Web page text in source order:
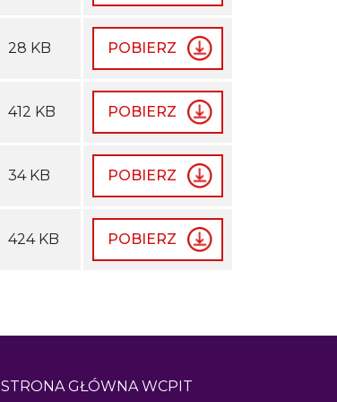
28 KB POBIERZ
412 KB POBIERZ
34 KB POBIERZ
424 KB POBIERZ
STRONA GŁÓWNA WCPIT